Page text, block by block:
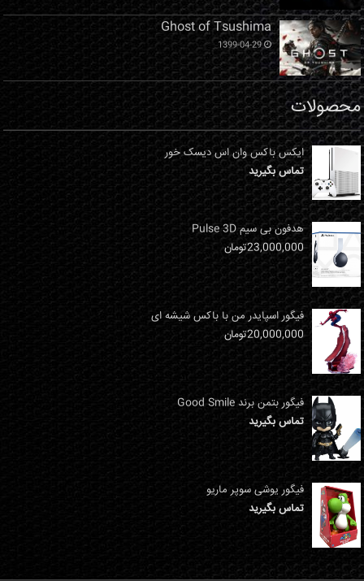
Ghost of Tsushima
1399-04-29
محصولات
ایکس باکس وان اس دیسک خور
تماس بگیرید
هدفون بی سیم Pulse 3D
23,000,000تومان
فیگور اسپایدر من با باکس شیشه ای
20,000,000تومان
فیگور بتمن برند Good Smile
تماس بگیرید
فیگور یوشی سوپر ماریو
تماس بگیرید